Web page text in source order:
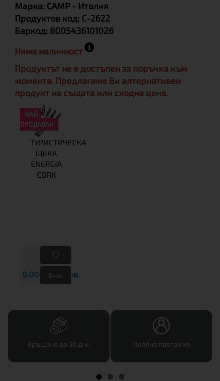
Марка: CAMP - Италия
Продуктов код: C-2622
Баркод: 8005436101026
Няма наличност
Продуктът не е достъпен за поръчка към
момента. Предлагаме Ви алтернативен
продукт на същата или сходна цена.
НАЙ-
ПРОДАВАН
ТУРИСТИЧЕСКА
ЩЕКА
ENERGIA
CORK
9.00€ 17.60 лв.
Виж
Връщане до 30 дни Лоялна програма